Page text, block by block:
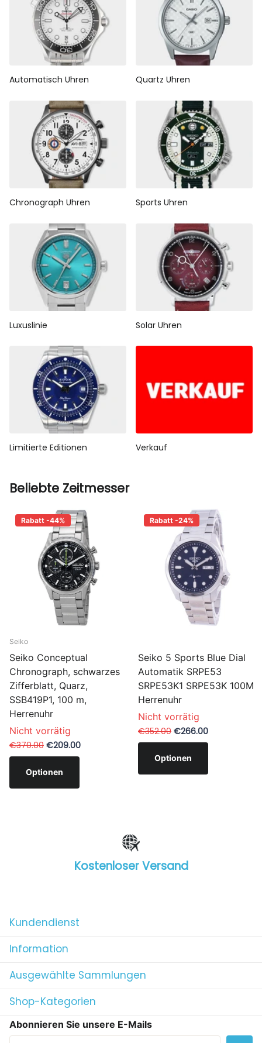
Automatisch Uhren Quartz Uhren
Chronograph Uhren Sports Uhren
Luxuslinie Solar Uhren
Limitierte Editionen Verkauf
Beliebte Zeitmesser
Rabatt -44%
Seiko
Seiko Conceptual
Chronograph, schwarzes
Zifferblatt, Quarz,
SSB419P1, 100 m,
Herrenuhr
Nicht vorrätig
€370.00 €209.00
Optionen
Rabatt -24%
Seiko 5 Sports Blue Dial
Automatik SRPE53
SRPE53K1 SRPE53K 100M
Herrenuhr
Nicht vorrätig
€352.00 €266.00
Optionen
Kostenloser Versand
Kundendienst
Information
Ausgewählte Sammlungen
Shop-Kategorien
Abonnieren Sie unsere E-Mails